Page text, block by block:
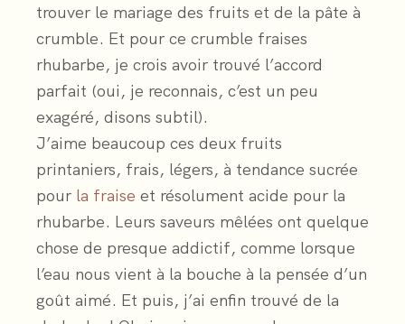
trouver le mariage des fruits et de la pâte à
crumble. Et pour ce crumble fraises
rhubarbe, je crois avoir trouvé l’accord
parfait (oui, je reconnais, c’est un peu
exagéré, disons subtil).
J’aime beaucoup ces deux fruits
printaniers, frais, légers, à tendance sucrée
pour la fraise et résolument acide pour la
rhubarbe. Leurs saveurs mêlées ont quelque
chose de presque addictif, comme lorsque
l’eau nous vient à la bouche à la pensée d’un
goût aimé. Et puis, j’ai enfin trouvé de la